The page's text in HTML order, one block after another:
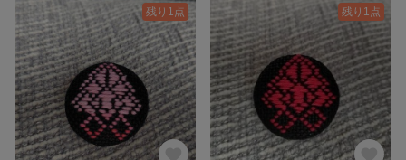
残り1点 残り1点